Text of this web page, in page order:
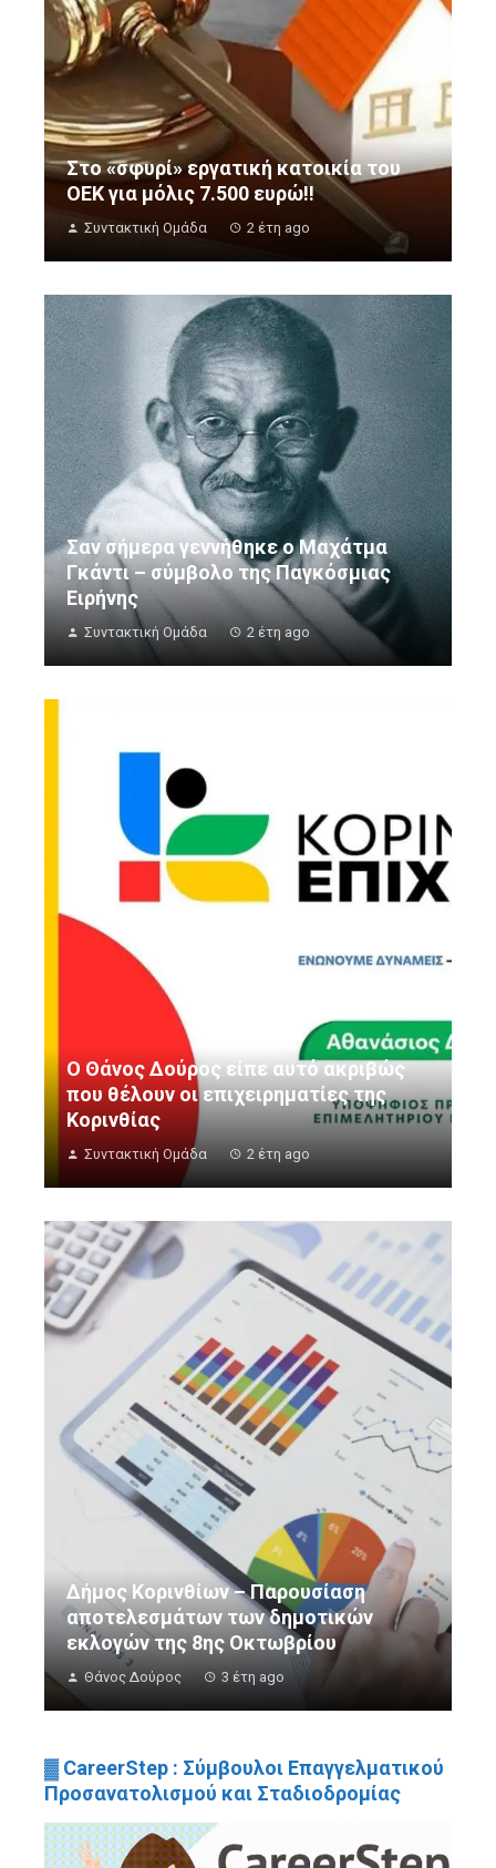
Στο «σφυρί» εργατική κατοικία του
ΟΕΚ για μόλις 7.500 ευρώ!!
Συντακτική Ομάδα 2 έτη ago
Σαν σήμερα γεννήθηκε ο Μαχάτμα
Γκάντι – σύμβολο της Παγκόσμιας
Ειρήνης
Συντακτική Ομάδα 2 έτη ago
Ο Θάνος Δούρος είπε αυτό ακριβώς
που θέλουν οι επιχειρηματίες της
Κορινθίας
Συντακτική Ομάδα 2 έτη ago
Δήμος Κορινθίων – Παρουσίαση
αποτελεσμάτων των δημοτικών
εκλογών της 8ης Οκτωβρίου
Θάνος Δούρος 3 έτη ago
▓ CareerStep : Σύμβουλοι Επαγγελματικού
Προσανατολισμού και Σταδιοδρομίας